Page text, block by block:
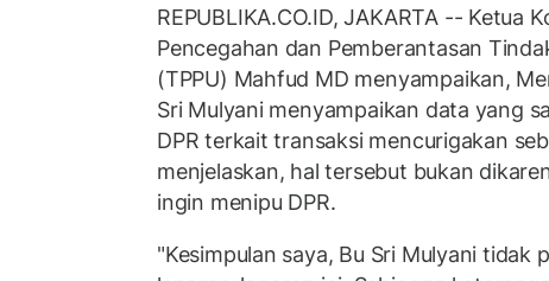
REPUBLIKA.CO.ID, JAKARTA -- Ketua
Pencegahan dan Pemberantasan
(TPPU) Mahfud MD menyampaikan,
Sri Mulyani menyampaikan data yang
DPR terkait transaksi mencurigakan
menjelaskan, hal tersebut bukan
ingin menipu DPR.
"Kesimpulan saya, Bu Sri Mulyani tidak